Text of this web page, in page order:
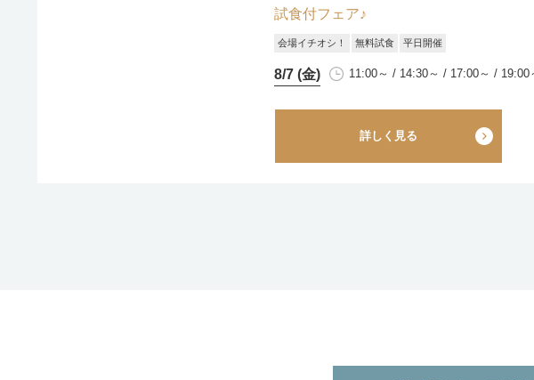
試食付フェア♪
会場イチオシ！ 無料試食 平日開催
8/7 (金) 11:00～ / 14:30～ / 17:00～ / 19:00
詳しく見る